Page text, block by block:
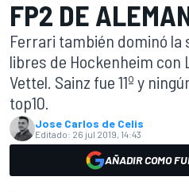
FP2 DE
Ferrari también dominó la
libres de Hockenheim con
Vettel. Sainz fue 11º y
top10.
Jose Carlos de Celis
Editado: 26 jul 2019, 14:43
AÑADIR COMO